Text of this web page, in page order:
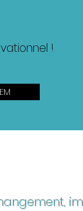
!